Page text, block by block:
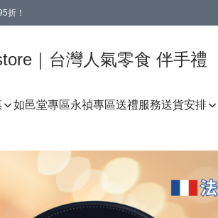
折！
｜台灣人氣零食 伴手禮
如邑堂專區永禎專區送禮服務送貨安排